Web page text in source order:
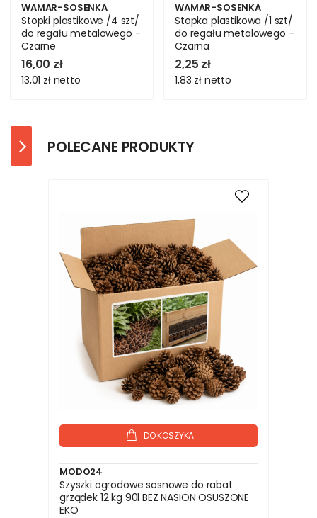
WAMAR-SOSENKA
Stopki plastikowe /4 szt/
do regału metalowego -
Czarne
16,00 zł
13,01 zł netto
WAMAR-SOSENKA
Stopka plastikowa /1 szt/
do regału metalowego -
Czarna
2,25 zł
1,83 zł netto
POLECANE PRODUKTY
DO KOSZYKA
MODO24
Szyszki ogrodowe sosnowe do rabat
grządek 12 kg 90l BEZ NASION OSUSZONE
EKO